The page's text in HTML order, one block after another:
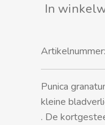
In
Artikelnummer:
Punica
kleine
. De